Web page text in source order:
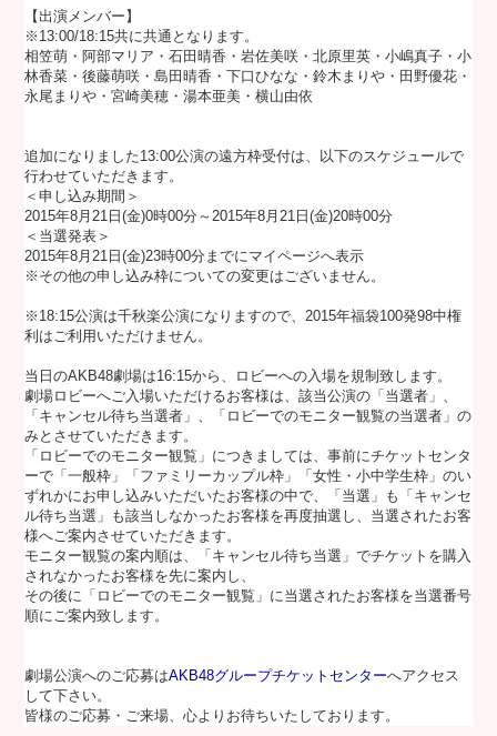
【出演メンバー】
※13:00/18:15共に共通となります。
相笠萌・阿部マリア・石田晴香・岩佐美咲・北原里英・小嶋真子・小
林香菜・後藤萌咲・島田晴香・下口ひなな・鈴木まりや・田野優花・
永尾まりや・宮崎美穂・湯本亜美・横山由依
追加になりました13:00公演の遠方枠受付は、以下のスケジュールで
行わせていただきます。
＜申し込み期間＞
2015年8月21日(金)0時00分～2015年8月21日(金)20時00分
＜当選発表＞
2015年8月21日(金)23時00分までにマイページへ表示
※その他の申し込み枠についての変更はございません。
※18:15公演は千秋楽公演になりますので、2015年福袋100発98中権
利はご利用いただけません。
当日のAKB48劇場は16:15から、ロビーへの入場を規制致します。
劇場ロビーへご入場いただけるお客様は、該当公演の「当選者」、
「キャンセル待ち当選者」、「ロビーでのモニター観覧の当選者」の
みとさせていただきます。
「ロビーでのモニター観覧」につきましては、事前にチケットセンタ
ーで「一般枠」「ファミリーカップル枠」「女性・小中学生枠」のい
ずれかにお申し込みいただいたお客様の中で、「当選」も「キャンセ
ル待ち当選」も該当しなかったお客様を再度抽選し、当選されたお客
様へご案内させていただきます。
モニター観覧の案内順は、「キャンセル待ち当選」でチケットを購入
されなかったお客様を先に案内し、
その後に「ロビーでのモニター観覧」に当選されたお客様を当選番号
順にご案内致します。
劇場公演へのご応募はAKB48グループチケットセンターへアクセス
して下さい。
皆様のご応募・ご来場、心よりお待ちいたしております。